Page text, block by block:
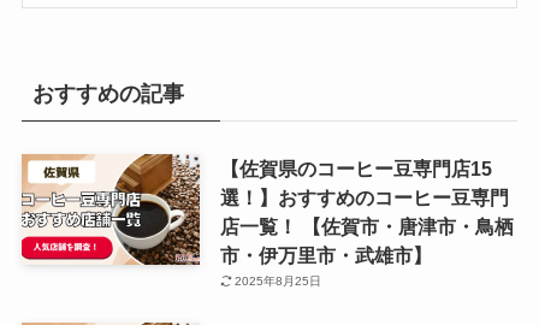
おすすめの記事
【佐賀県のコーヒー豆専門店15
選！】おすすめのコーヒー豆専門
店一覧！ 【佐賀市・唐津市・鳥栖
市・伊万里市・武雄市】
2025年8月25日